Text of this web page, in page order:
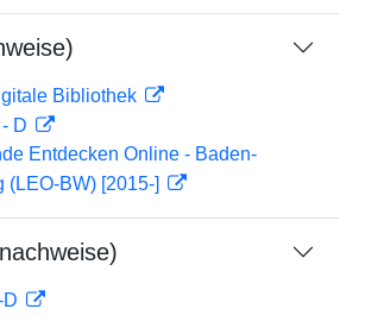
Bibliothek
D
Entdecken Online - Baden-
(LEO-BW) [2015-]